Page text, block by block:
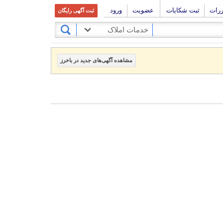
ثبت شکایات عضویت ورود ثبت آگهی رایگان
خدمات املاک
مشاهده آگهی‌های جدید در باخرز